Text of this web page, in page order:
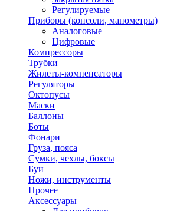
Регулируемые
Приборы (консоли, манометры)
Аналоговые
Цифровые
Компрессоры
Трубки
Жилеты-компенсаторы
Регуляторы
Октопусы
Маски
Баллоны
Боты
Фонари
Груза, пояса
Сумки, чехлы, боксы
Буи
Ножи, инструменты
Прочее
Аксессуары